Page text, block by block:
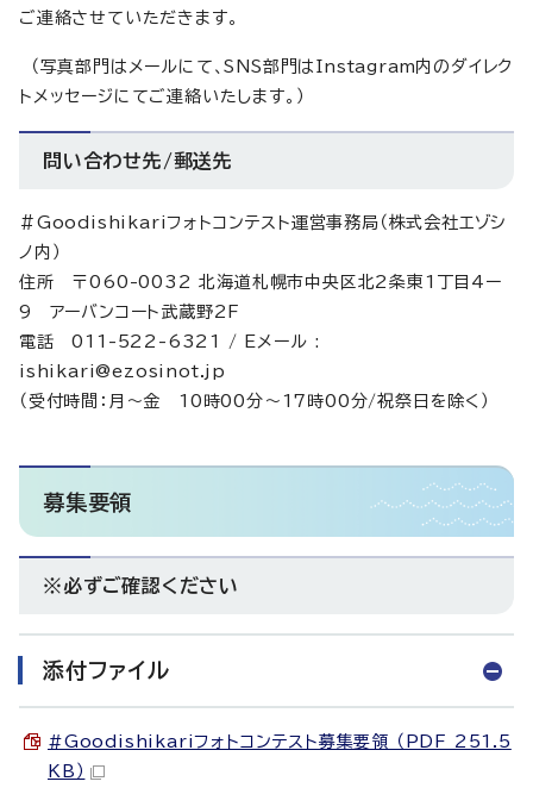
ご連絡させていただきます。
（写真部門はメールにて、SNS部門はInstagram内のダイレク
トメッセージにてご連絡いたします。）
問い合わせ先/郵送先
＃Goodishikariフォトコンテスト運営事務局（株式会社エゾシ
ノ内）
住所 〒060-0032 北海道札幌市中央区北2条東1丁目4ー
9 アーバンコート武蔵野2F
電話 011-522-6321 / Eメール :
ishikari@ezosinot.jp
（受付時間：月～金 10時00分～17時00分/祝祭日を除く）
募集要領
※必ずご確認ください
添付ファイル
#Goodishikariフォトコンテスト募集要領 （PDF 251.5
KB）